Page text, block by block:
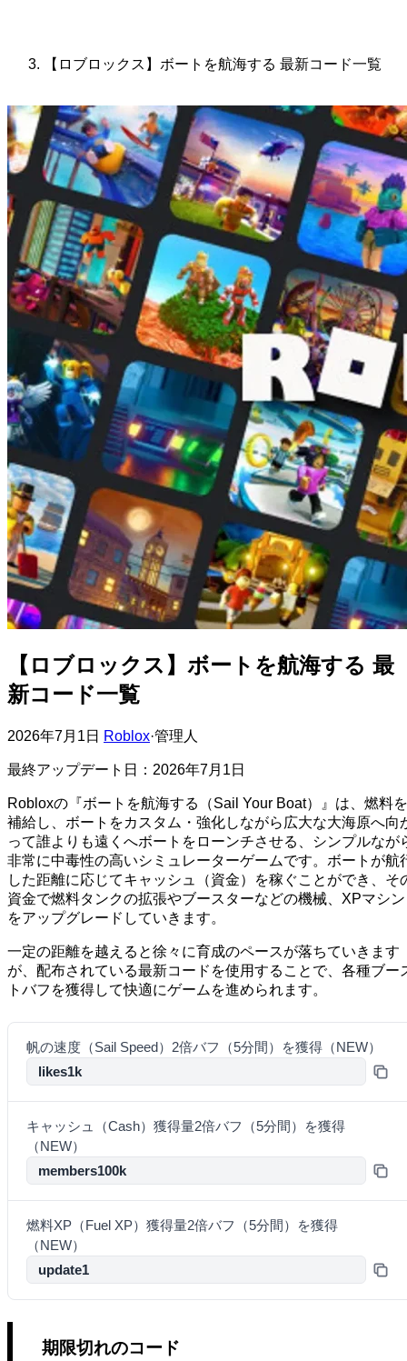
【ロブロックス】ボートを航海する 最新コード一覧
【ロブロックス】ボートを航海する 最
新コード一覧
2026年7月1日 Roblox·管理人
最終アップデート日：2026年7月1日
Robloxの『ボートを航海する（Sail Your Boat）』は、燃料を
補給し、ボートをカスタム・強化しながら広大な大海原へ向
って誰よりも遠くへボートをローンチさせる、シンプルなが
非常に中毒性の高いシミュレーターゲームです。ボートが航
した距離に応じてキャッシュ（資金）を稼ぐことができ、そ
資金で燃料タンクの拡張やブースターなどの機械、XPマシン
をアップグレードしていきます。
一定の距離を越えると徐々に育成のペースが落ちていきます
が、配布されている最新コードを使用することで、各種ブー
トバフを獲得して快適にゲームを進められます。
帆の速度（Sail Speed）2倍バフ（5分間）を獲得（NEW）
likes1k
キャッシュ（Cash）獲得量2倍バフ（5分間）を獲得
（NEW）
members100k
燃料XP（Fuel XP）獲得量2倍バフ（5分間）を獲得
（NEW）
update1
期限切れのコード